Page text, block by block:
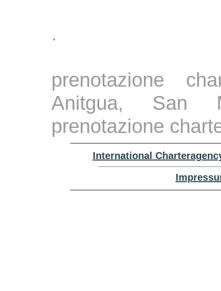
.
prenotazione
Anitgua, San
prenotazione
International